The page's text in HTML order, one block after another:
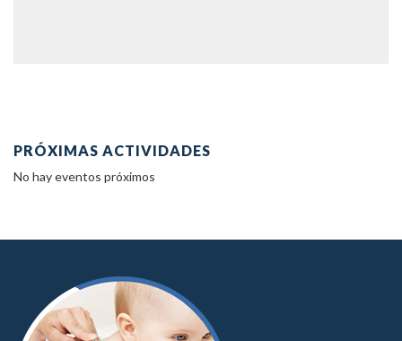
PRÓXIMAS ACTIVIDADES
No hay eventos próximos